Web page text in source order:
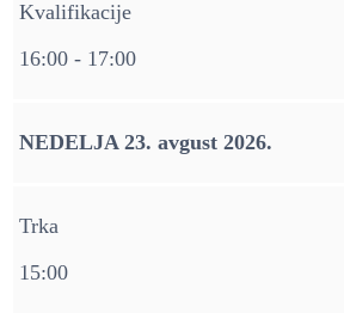
Kvalifikacije
16:00 - 17:00
NEDELJA 23. avgust 2026.
Trka
15:00